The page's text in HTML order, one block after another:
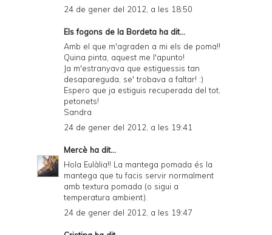
24 de gener del 2012, a les 18:50
Els fogons de la Bordeta ha dit...
Amb el que m'agraden a mi els de poma!!
Quina pinta, aquest me l'apunto!
Ja m'estranyava que estiguessis tan
desapareguda, se' trobava a faltar! :)
Espero que ja estiguis recuperada del tot,
petonets!
Sandra
24 de gener del 2012, a les 19:41
Mercè ha dit...
Hola Eulàlia!! La mantega pomada és la
mantega que tu facis servir normalment
amb textura pomada (o sigui a
temperatura ambient).
24 de gener del 2012, a les 19:47